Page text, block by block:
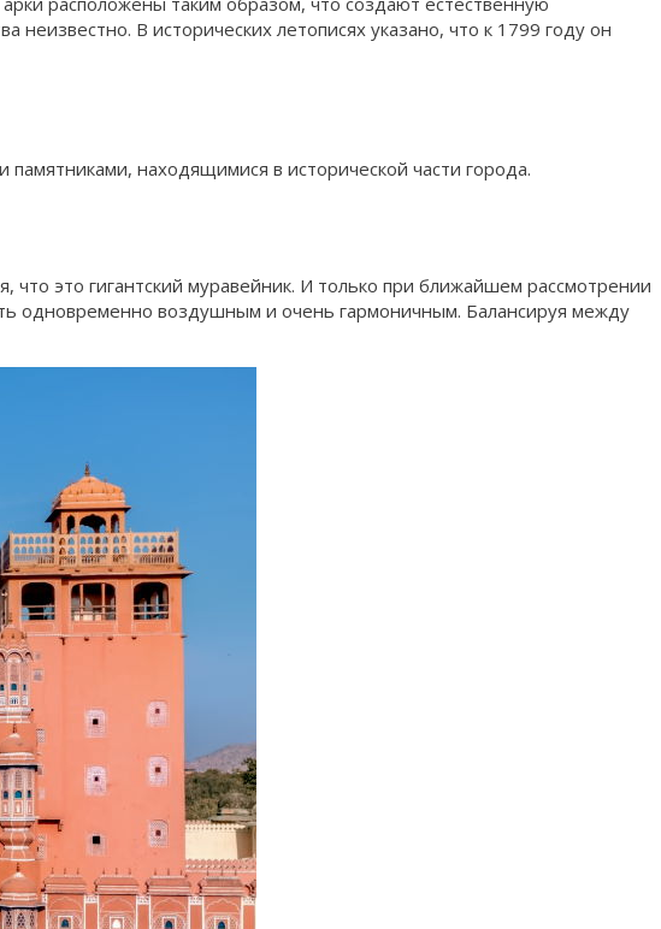
В исторических летописях указано, что к 1799 году он
находящимися в исторической части города.
это гигантский муравейник. И только при ближайшем рассмотрении
одновременно воздушным и очень гармоничным. Балансируя между